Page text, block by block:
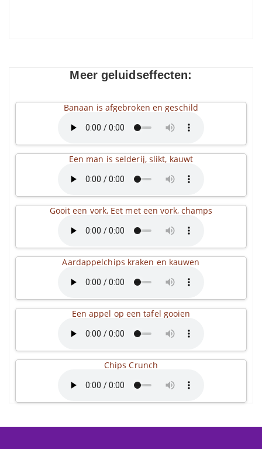
Meer geluidseffecten:
Banaan is afgebroken en geschild
Een man is selderij, slikt, kauwt
Gooit een vork, Eet met een vork, champs
Aardappelchips kraken en kauwen
Een appel op een tafel gooien
Chips Crunch